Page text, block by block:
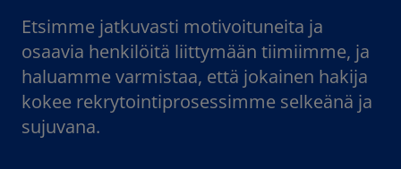
Etsimme jatkuvasti motivoituneita ja
osaavia henkilöitä liittymään tiimiimme, ja
haluamme varmistaa, että jokainen hakija
kokee rekrytointiprosessimme selkeänä ja
sujuvana.